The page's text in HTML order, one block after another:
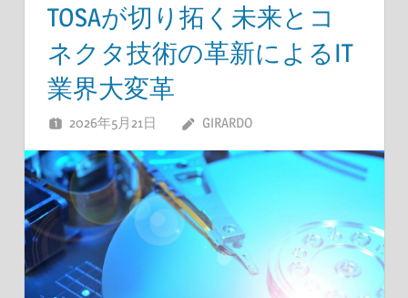
TOSAが切り拓く未来とコ
ネクタ技術の革新によるIT
業界大変革
2026年5月21日 GIRARDO